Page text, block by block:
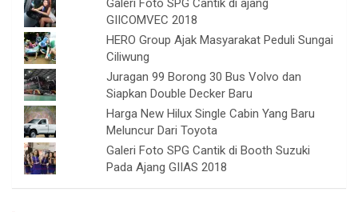
Galeri Foto SPG Cantik di ajang
GIICOMVEC 2018
HERO Group Ajak Masyarakat Peduli Sungai
Ciliwung
Juragan 99 Borong 30 Bus Volvo dan
Siapkan Double Decker Baru
Harga New Hilux Single Cabin Yang Baru
Meluncur Dari Toyota
Galeri Foto SPG Cantik di Booth Suzuki
Pada Ajang GIIAS 2018